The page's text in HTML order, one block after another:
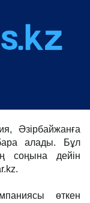
Әзірбайжанға
алады. Бұл
соңына дейін
өткен